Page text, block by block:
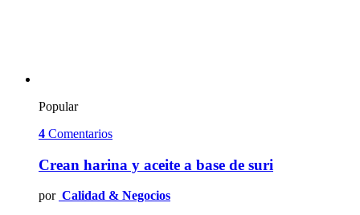
Popular
4 Comentarios
Crean harina y aceite a base de suri
por Calidad & Negocios